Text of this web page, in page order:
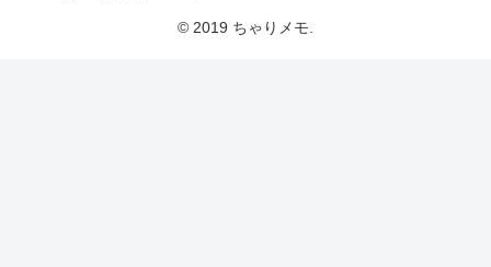
© 2019 ちゃりメモ.